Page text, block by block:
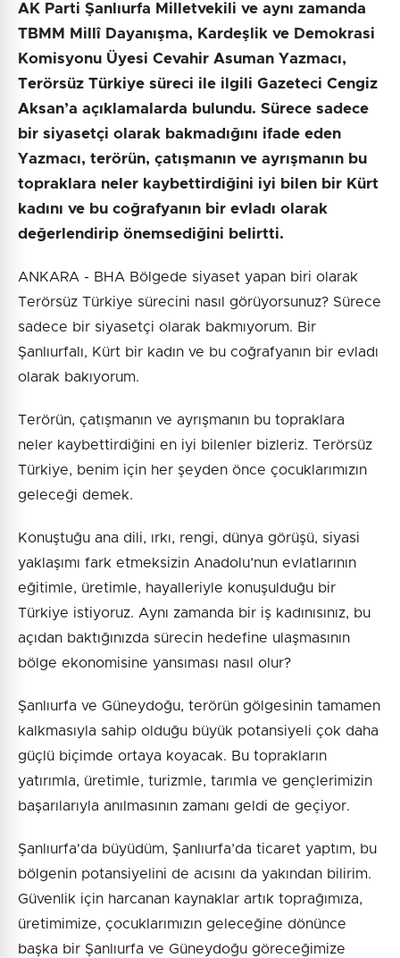
AK Parti Şanlıurfa Milletvekili ve aynı zamanda
TBMM Millî Dayanışma, Kardeşlik ve Demokrasi
Komisyonu Üyesi Cevahir Asuman Yazmacı,
Terörsüz Türkiye süreci ile ilgili Gazeteci Cengiz
Aksan’a açıklamalarda bulundu. Sürece sadece
bir siyasetçi olarak bakmadığını ifade eden
Yazmacı, terörün, çatışmanın ve ayrışmanın bu
topraklara neler kaybettirdiğini iyi bilen bir Kürt
kadını ve bu coğrafyanın bir evladı olarak
değerlendirip önemsediğini belirtti.
ANKARA - BHA Bölgede siyaset yapan biri olarak
Terörsüz Türkiye sürecini nasıl görüyorsunuz? Sürece
sadece bir siyasetçi olarak bakmıyorum. Bir
Şanlıurfalı, Kürt bir kadın ve bu coğrafyanın bir evladı
olarak bakıyorum.
Terörün, çatışmanın ve ayrışmanın bu topraklara
neler kaybettirdiğini en iyi bilenler bizleriz. Terörsüz
Türkiye, benim için her şeyden önce çocuklarımızın
geleceği demek.
Konuştuğu ana dili, ırkı, rengi, dünya görüşü, siyasi
yaklaşımı fark etmeksizin Anadolu’nun evlatlarının
eğitimle, üretimle, hayalleriyle konuşulduğu bir
Türkiye istiyoruz. Aynı zamanda bir iş kadınısınız, bu
açıdan baktığınızda sürecin hedefine ulaşmasının
bölge ekonomisine yansıması nasıl olur?
Şanlıurfa ve Güneydoğu, terörün gölgesinin tamamen
kalkmasıyla sahip olduğu büyük potansiyeli çok daha
güçlü biçimde ortaya koyacak. Bu toprakların
yatırımla, üretimle, turizmle, tarımla ve gençlerimizin
başarılarıyla anılmasının zamanı geldi de geçiyor.
Şanlıurfa'da büyüdüm, Şanlıurfa’da ticaret yaptım, bu
bölgenin potansiyelini de acısını da yakından bilirim.
Güvenlik için harcanan kaynaklar artık toprağımıza,
üretimimize, çocuklarımızın geleceğine dönünce
başka bir Şanlıurfa ve Güneydoğu göreceğimize